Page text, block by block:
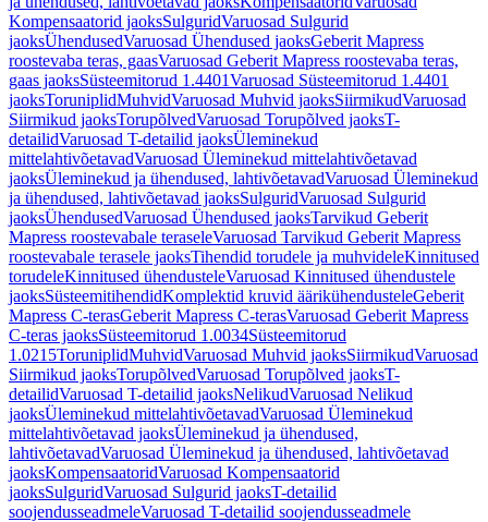
Kompensaatorid jaoksSulguridVaruosad Sulgurid
jaoksÜhendusedVaruosad Ühendused jaoksGeberit Mapress
roostevaba teras, gaasVaruosad Geberit Mapress roostevaba teras,
gaas jaoksSüsteemitorud 1.4401Varuosad Süsteemitorud 1.4401
jaoksToruniplidMuhvidVaruosad Muhvid jaoksSiirmikudVaruosad
Siirmikud jaoksTorupõlvedVaruosad Torupõlved jaoksT-
detailidVaruosad T-detailid jaoksÜleminekud
mittelahtivõetavadVaruosad Üleminekud mittelahtivõetavad
jaoksÜleminekud ja ühendused, lahtivõetavadVaruosad Üleminekud
ja ühendused, lahtivõetavad jaoksSulguridVaruosad Sulgurid
jaoksÜhendusedVaruosad Ühendused jaoksTarvikud Geberit
Mapress roostevabale teraseleVaruosad Tarvikud Geberit Mapress
roostevabale terasele jaoksTihendid torudele ja muhvideleKinnitused
torudeleKinnitused ühendusteleVaruosad Kinnitused ühendustele
jaoksSüsteemitihendidKomplektid kruvid äärikühendusteleGeberit
Mapress C-terasGeberit Mapress C-terasVaruosad Geberit Mapress
C-teras jaoksSüsteemitorud 1.0034Süsteemitorud
1.0215ToruniplidMuhvidVaruosad Muhvid jaoksSiirmikudVaruosad
Siirmikud jaoksTorupõlvedVaruosad Torupõlved jaoksT-
detailidVaruosad T-detailid jaoksNelikudVaruosad Nelikud
jaoksÜleminekud mittelahtivõetavadVaruosad Üleminekud
mittelahtivõetavad jaoksÜleminekud ja ühendused,
lahtivõetavadVaruosad Üleminekud ja ühendused, lahtivõetavad
jaoksKompensaatoridVaruosad Kompensaatorid
jaoksSulguridVaruosad Sulgurid jaoksT-detailid
soojendusseadmeleVaruosad T-detailid soojendusseadmele